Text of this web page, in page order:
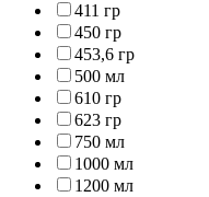
411 гр
450 гр
453,6 гр
500 мл
610 гр
623 гр
750 мл
1000 мл
1200 мл